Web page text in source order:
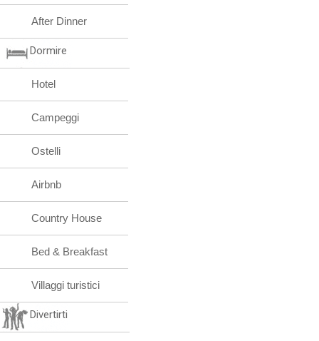
After Dinner
Dormire
Hotel
Campeggi
Ostelli
Airbnb
Country House
Bed & Breakfast
Villaggi turistici
Divertirti